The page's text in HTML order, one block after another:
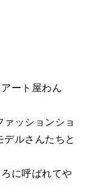
ート屋わん
ッションショ
ルさんたちと
に呼ばれてや